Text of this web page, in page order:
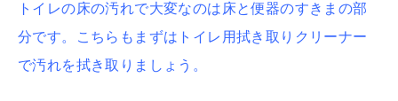
トイレの床の汚れで大変なのは床と便器のすきまの部
分です。
こちらもまずはトイレ用拭き取りクリーナー
で汚れを拭き取りましょう。